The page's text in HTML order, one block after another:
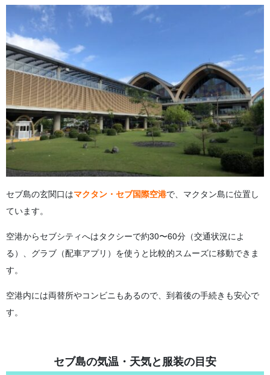
セブ島の玄関口はマクタン・セブ国際空港で、マクタン島に位置し
ています。
空港からセブシティへはタクシーで約30〜60分（交通状況によ
る）、グラブ（配車アプリ）を使うと比較的スムーズに移動できま
す。
空港内には両替所やコンビニもあるので、到着後の手続きも安心で
す。
セブ島の気温・天気と服装の目安